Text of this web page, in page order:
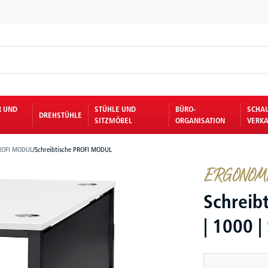
UND
DREHSTÜHLE
STÜHLE UND
SITZMÖBEL
BÜRO-
ORGANISATION
MODUL/Schreibtische PROFI MODUL
| 1000 |